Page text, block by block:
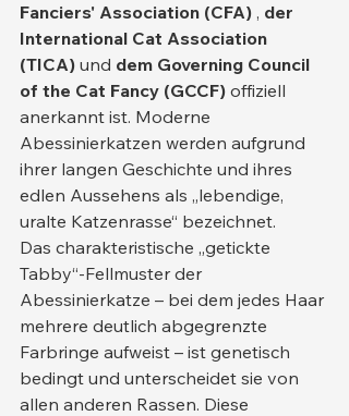
Fanciers' Association (CFA) , der
International Cat Association
(TICA) und dem Governing Council
of the Cat Fancy (GCCF) offiziell
anerkannt ist. Moderne
Abessinierkatzen werden aufgrund
ihrer langen Geschichte und ihres
edlen Aussehens als „lebendige,
uralte Katzenrasse“ bezeichnet.
Das charakteristische „getickte
Tabby“-Fellmuster der
Abessinierkatze – bei dem jedes Haar
mehrere deutlich abgegrenzte
Farbringe aufweist – ist genetisch
bedingt und unterscheidet sie von
allen anderen Rassen. Diese